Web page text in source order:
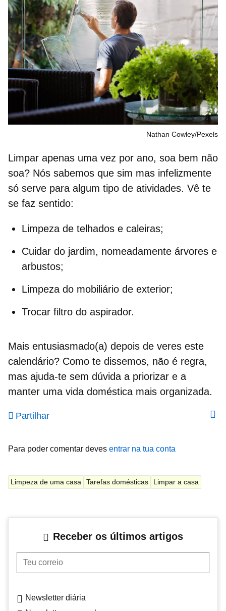
Nathan Cowley/Pexels
Limpar apenas uma vez por ano, soa bem não
soa? Nós sabemos que sim mas infelizmente
só serve para algum tipo de atividades. Vê te
se faz sentido:
Limpeza de telhados e caleiras;
Cuidar do jardim, nomeadamente árvores e
arbustos;
Limpeza do mobiliário de exterior;
Trocar filtro do aspirador.
Mais entusiasmado(a) depois de veres este
calendário? Como te dissemos, não é regra,
mas ajuda-te sem dúvida a priorizar e a
manter uma vida doméstica mais organizada.
Partilhar
Para poder comentar deves entrar na tua conta
Limpeza de uma casa Tarefas domésticas Limpar a casa
Receber os últimos artigos
Teu correio
Newsletter diária